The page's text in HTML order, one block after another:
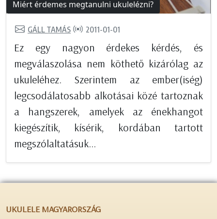
Miért érdemes megtanulni ukulelézni?
GÁLL TAMÁS 2011-01-01
Ez egy nagyon érdekes kérdés, és
megválaszolása nem köthető kizárólag az
ukuleléhez. Szerintem az ember(iség)
legcsodálatosabb alkotásai közé tartoznak
a hangszerek, amelyek az énekhangot
kiegészítik, kísérik, kordában tartott
megszólaltatásuk...
UKULELE MAGYARORSZÁG